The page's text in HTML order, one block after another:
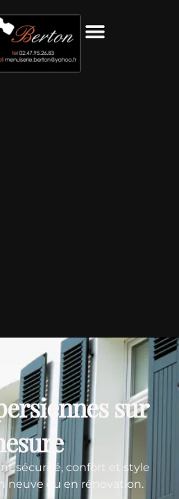
sur
sécurité, confort et style
neuve ou en rénovation.